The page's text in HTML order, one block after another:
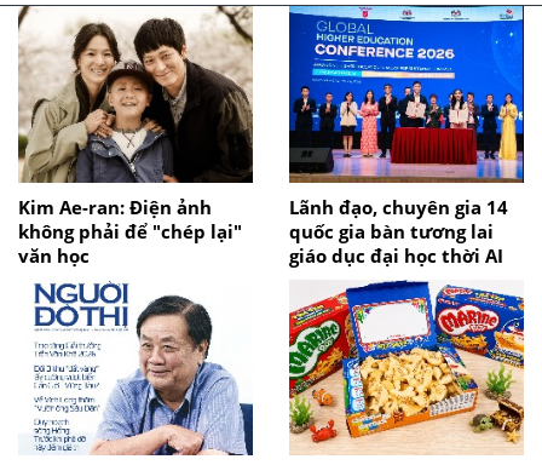
Kim Ae-ran: Điện ảnh
không phải để "chép lại"
văn học
Lãnh đạo, chuyên gia 14
quốc gia bàn tương lai
giáo dục đại học thời AI